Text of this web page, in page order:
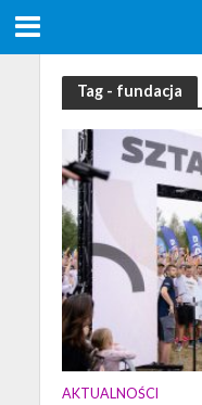
Tag - fundacja
AKTUALNOŚCI